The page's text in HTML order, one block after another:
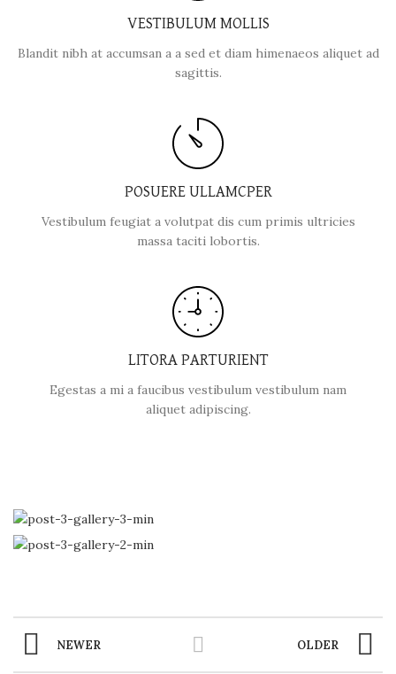
VESTIBULUM MOLLIS
Blandit nibh at accumsan a a sed et diam himenaeos aliquet ad
sagittis.
POSUERE ULLAMCPER
Vestibulum feugiat a volutpat dis cum primis ultricies
massa taciti lobortis.
LITORA PARTURIENT
Egestas a mi a faucibus vestibulum vestibulum nam
aliquet adipiscing.
NEWER OLDER